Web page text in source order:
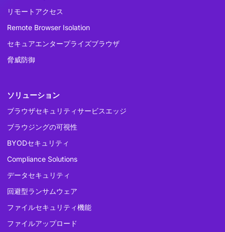
リモートアクセス
Remote Browser Isolation
セキュアエンタープライズブラウザ
脅威防御
ソリューション
ブラウザセキュリティサービスエッジ
ブラウジングの可視性
BYODセキュリティ
Compliance Solutions
データセキュリティ
回避型ランサムウェア
ファイルセキュリティ機能
ファイルアップロード